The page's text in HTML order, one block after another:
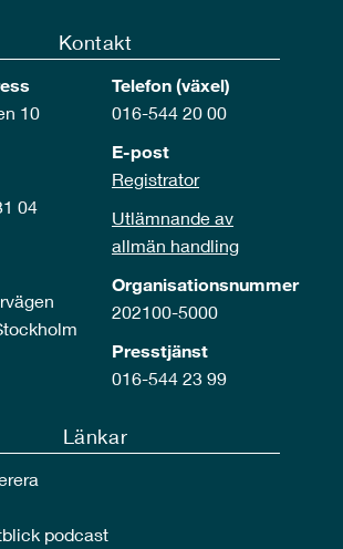
Kontakt
10
04
Telefon (växel)
016-544 20 00
E-post
Registrator
Utlämnande av
allmän handling
Organisationsnummer
202100-5000
Presstjänst
016-544 23 99
Länkar
podcast